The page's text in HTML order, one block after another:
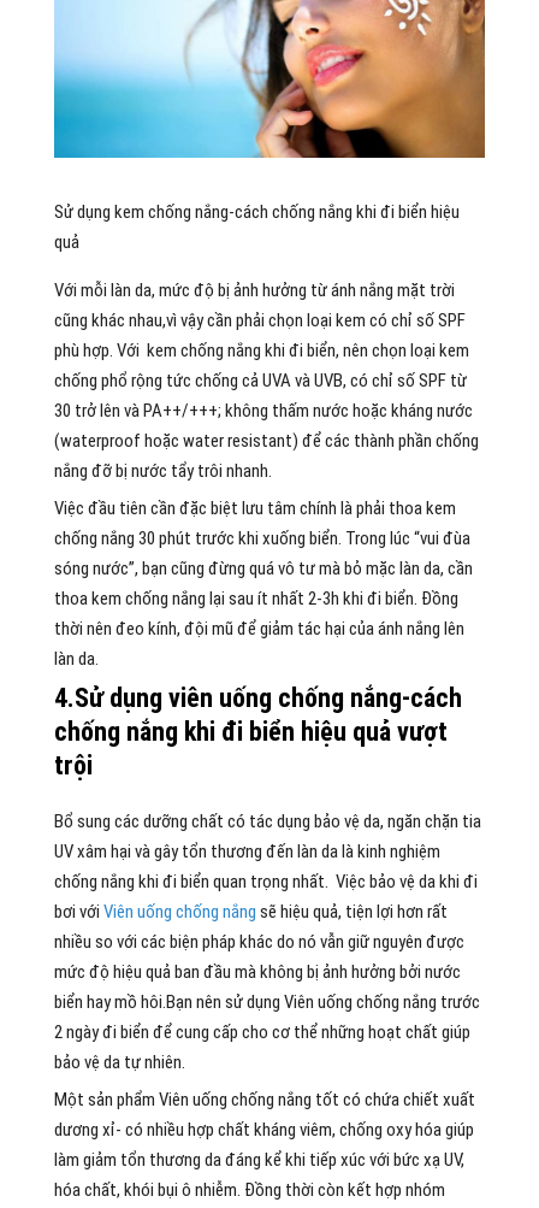
Sử dụng kem chống nắng-cách chống nắng khi đi biển hiệu
quả
Với mỗi làn da, mức độ bị ảnh hưởng từ ánh nắng mặt trời
cũng khác nhau,vì vậy cần phải chọn loại kem có chỉ số SPF
phù hợp. Với kem chống nắng khi đi biển, nên chọn loại kem
chống phổ rộng tức chống cả UVA và UVB, có chỉ số SPF từ
30 trở lên và PA++/+++; không thấm nước hoặc kháng nước
(waterproof hoặc water resistant) để các thành phần chống
nắng đỡ bị nước tẩy trôi nhanh.
Việc đầu tiên cần đặc biệt lưu tâm chính là phải thoa kem
chống nắng 30 phút trước khi xuống biển. Trong lúc “vui đùa
sóng nước”, bạn cũng đừng quá vô tư mà bỏ mặc làn da, cần
thoa kem chống nắng lại sau ít nhất 2-3h khi đi biển. Đồng
thời nên đeo kính, đội mũ để giảm tác hại của ánh nắng lên
làn da.
4.Sử dụng viên uống chống nắng-cách
chống nắng khi đi biển hiệu quả vượt
trội
Bổ sung các dưỡng chất có tác dụng bảo vệ da, ngăn chặn tia
UV xâm hại và gây tổn thương đến làn da là kinh nghiệm
chống nắng khi đi biển quan trọng nhất. Việc bảo vệ da khi đi
bơi với Viên uống chống nắng sẽ hiệu quả, tiện lợi hơn rất
nhiều so với các biện pháp khác do nó vẫn giữ nguyên được
mức độ hiệu quả ban đầu mà không bị ảnh hưởng bởi nước
biển hay mồ hôi.Bạn nên sử dụng Viên uống chống nắng trước
2 ngày đi biển để cung cấp cho cơ thể những hoạt chất giúp
bảo vệ da tự nhiên.
Một sản phẩm Viên uống chống nắng tốt có chứa chiết xuất
dương xỉ- có nhiều hợp chất kháng viêm, chống oxy hóa giúp
làm giảm tổn thương da đáng kể khi tiếp xúc với bức xạ UV,
hóa chất, khói bụi ô nhiễm. Đồng thời còn kết hợp nhóm